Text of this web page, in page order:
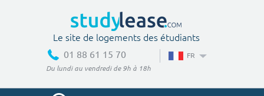
Le site de logements des étudiants
01 88 61 15 70
Du lundi au vendredi de 9h à 18h
FR